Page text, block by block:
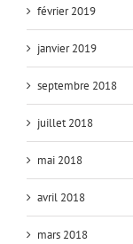
février 2019
janvier 2019
septembre 2018
juillet 2018
mai 2018
avril 2018
mars 2018